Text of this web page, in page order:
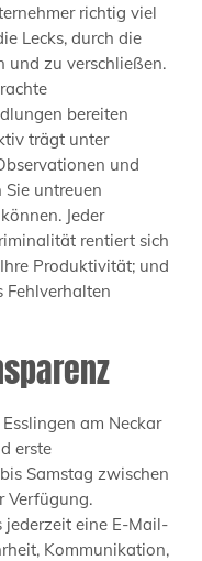
richtig viel
Lecks, durch die
und zu verschließen.
bereiten
trägt unter
und
Sie untreuen
Jeder
rentiert sich
Produktivität; und
Fehlverhalten
am Neckar
erste
Samstag zwischen
Verfügung.
jederzeit eine E-Mail-
Kommunikation,